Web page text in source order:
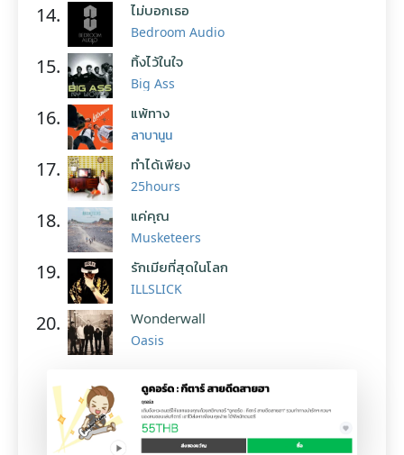
14. ไม่บอกเธอ
Bedroom Audio
15. ทิ้งไว้ในใจ
Big Ass
16. แพ้ทาง
ลาบานูน
17. ทำได้เพียง
25hours
18. แค่คุณ
Musketeers
19. รักเมียที่สุดในโลก
ILLSLICK
20. Wonderwall
Oasis